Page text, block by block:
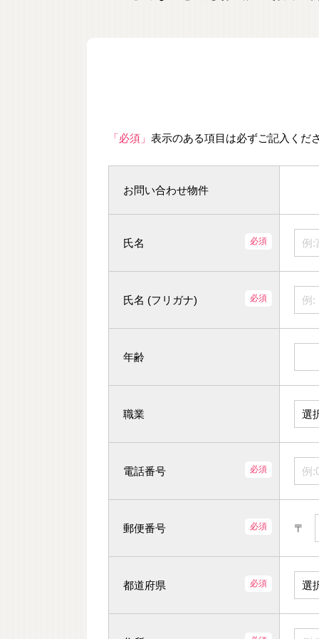
「必須」 表示のある項目は必ずご記入くだ
お問い合わせ物件
氏名
氏名 (フリガナ)
年齢
職業
電話番号
郵便番号 〒
都道府県